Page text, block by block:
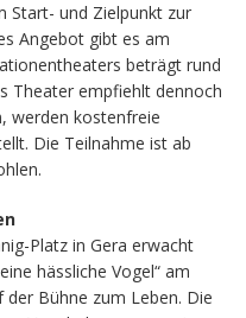
Start- und Zielpunkt zur
Angebot gibt es am
beträgt rund
Theater empfiehlt dennoch
werden kostenfreie
Die Teilnahme ist ab
Platz in Gera erwacht
hässliche Vogel“ am
der Bühne zum Leben. Die